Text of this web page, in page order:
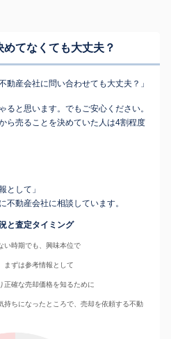
めてなくても大丈夫？
動産会社に問い合わせても大丈夫？」
ると思います。でもご安心ください。
ら売ることを決めていた人は4割程度
として」
不動産会社に相談しています。
と査定タイミング
い時期でも、興味本位で
まずは参考情報として
正確な売却価格を知るために
持ちになったところで、売却を依頼する不動